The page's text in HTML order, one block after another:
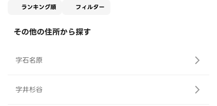
ランキング順 フィルター
その他の住所から探す
字石名原
字井杉谷